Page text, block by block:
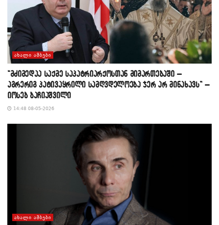
ᲐᲮᲐᲚᲘ ᲐᲛᲑᲔᲑᲘ
“მძიმედაა საქმე საპატრიარქოსთან მიმართებაში –
აგრერიგ პატივაყრილი სამღვდელოება ჯერ არ მინახავს” –
იოსებ ბაჩიაშვილი
14:48 08-05-2026
ᲐᲮᲐᲚᲘ ᲐᲛᲑᲔᲑᲘ